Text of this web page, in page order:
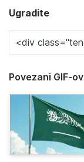
Ugradite
Povezani GIF-